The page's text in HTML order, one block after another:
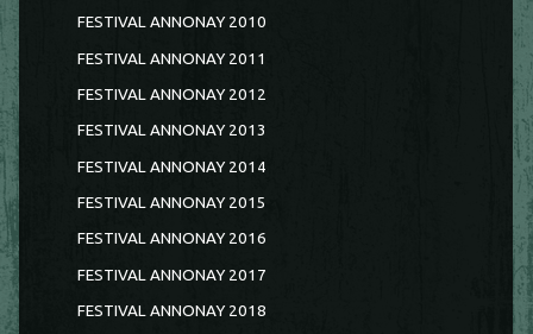
FESTIVAL ANNONAY 2010
FESTIVAL ANNONAY 2011
FESTIVAL ANNONAY 2012
FESTIVAL ANNONAY 2013
FESTIVAL ANNONAY 2014
FESTIVAL ANNONAY 2015
FESTIVAL ANNONAY 2016
FESTIVAL ANNONAY 2017
FESTIVAL ANNONAY 2018